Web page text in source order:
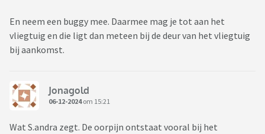
En neem een buggy mee. Daarmee mag je tot aan het
vliegtuig en die ligt dan meteen bij de deur van het vliegtuig
bij aankomst.
Jonagold
06-12-2024om 15:21
Wat S.andra zegt. De oorpijn ontstaat vooral bij het